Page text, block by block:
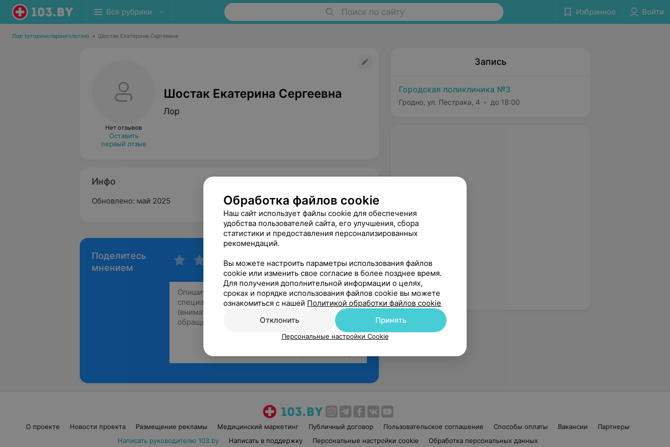
Все рубрики Поиск по сайту Избранное Войти
Лор (оториноларингология) • Шостак Екатерина Сергеевна
Нет отзывов
Оставить
первый отзыв
Шостак Екатерина Сергеевна
Лор
Инфо
Обновлено: май 2025
Поделитесь
мнением
Запись
Городская поликлиника №3
Гродно, ул. Пестрака, 4 до 18:00
О проекте Новости проекта Размещение рекламы Медицинский маркетинг Публичный договор Пользовательское соглашение Способы оплаты Вакансии
Партнеры
Написать руководителю 103.by
Написать в поддержку Персональные настройки cookie Обработка персональных данных
Обработка файлов cookie
Наш сайт использует файлы cookie для обеспечения
удобства пользователей сайта, его улучшения, сбора
статистики и предоставления персонализированных
рекомендаций.
Вы можете настроить параметры использования файлов
cookie или изменить свое согласие в более позднее время.
Для получения дополнительной информации о целях,
сроках и порядке использования файлов cookie вы можете
ознакомиться с нашей Политикой обработки файлов cookie
Отклонить
Принять
Персональные настройки Cookie